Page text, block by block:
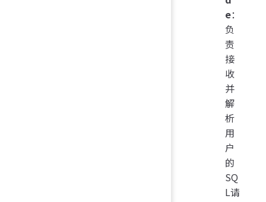
e：
负
责
接
收
并
解
析
用
户
的
SQ
L请